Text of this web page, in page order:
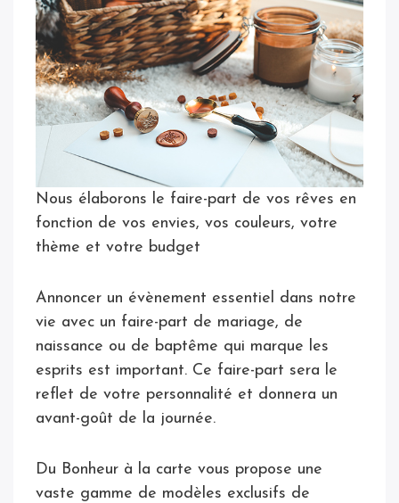
Nous élaborons le faire-part de vos rêves en
fonction de vos envies, vos couleurs, votre
thème et votre budget
Annoncer un évènement essentiel dans notre
vie avec un faire-part de mariage, de
naissance ou de baptême qui marque les
esprits est important. Ce faire-part sera le
reflet de votre personnalité et donnera un
avant-goût de la journée.
Du Bonheur à la carte vous propose une
vaste gamme de modèles exclusifs de